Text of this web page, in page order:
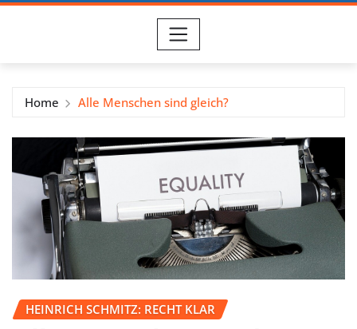
Home Alle Menschen sind gleich?
HEINRICH SCHMITZ: RECHT KLAR